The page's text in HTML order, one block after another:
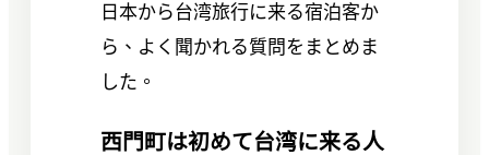
日本から台湾旅行に来る宿泊客か
ら、よく聞かれる質問をまとめま
した。
西門町は初めて台湾に来る人